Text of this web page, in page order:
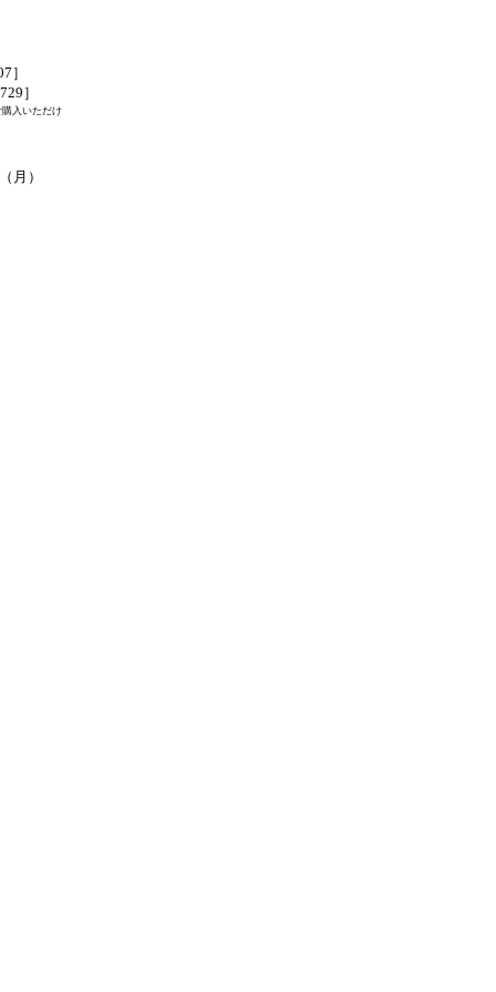
］
］
入いただけ
月）